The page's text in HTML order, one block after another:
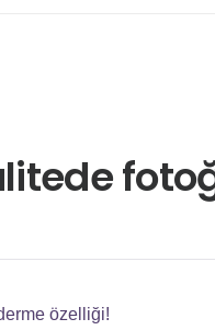
özelliği!